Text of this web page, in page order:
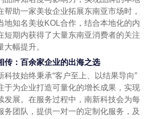
帮助一家美妆企业拓展东南亚市场时，
地知名美妆KOL合作，结合本地化的内
短期内获得了大量东南亚消费者的关注
幅提升。
传：百余家企业的出海之选
科技始终秉承“客户至上、以结果导向”
于为企业打造可量化的增长成果，实现
发展。在服务过程中，南新科技会为每
务团队，提供一对一的定制化服务，及